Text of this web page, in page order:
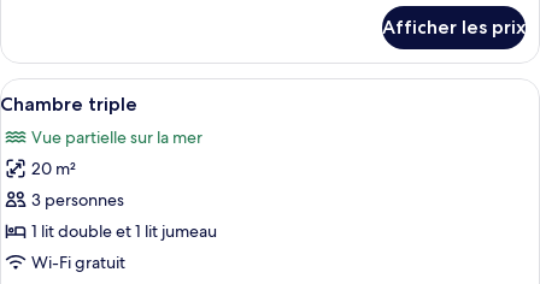
double
ou
lits
jumeaux,
balcon
Chambre
classique
double
avec
lits
balcon
Afficher les prix
Afficher
toutes
les
photos
pour
ce
type
Une chambre à coucher moderne,
8
Chambre triple
Vue partielle sur la mer
20 m²
3 personnes
1 lit double et 1 lit jumeau
Wi-Fi gratuit